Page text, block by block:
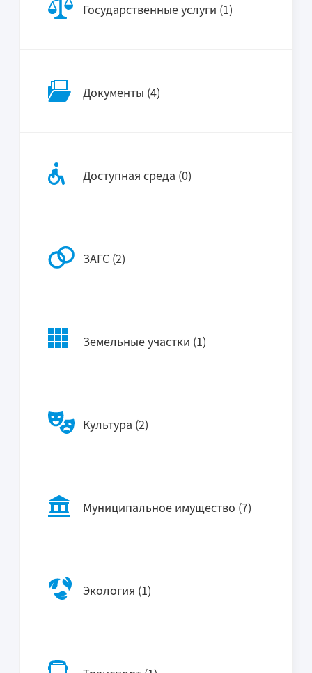
Государственные услуги (1)
Документы (4)
Доступная среда (0)
ЗАГС (2)
Земельные участки (1)
Культура (2)
Муниципальное имущество (7)
Экология (1)